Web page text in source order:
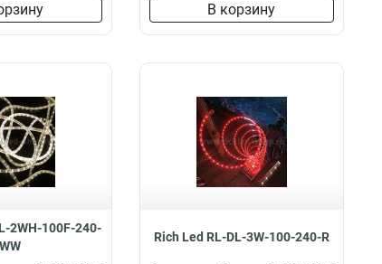
В корзину
2WH-100F-240-
WW
Rich Led RL-DL-3W-100-240-R